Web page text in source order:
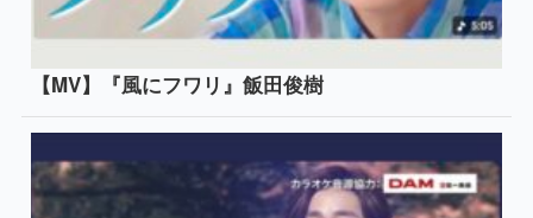
【MV】『風にフワリ』飯田俊樹